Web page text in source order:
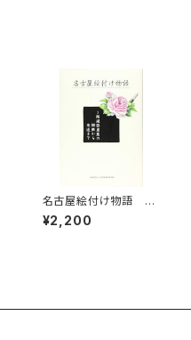
名古屋絵付け物語
陶磁器産業の勃興か
ら衰退まで
¥2,200